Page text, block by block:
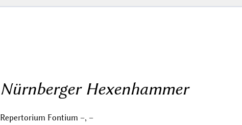
Nürnberger Hexenhammer
Repertorium Fontium –, –